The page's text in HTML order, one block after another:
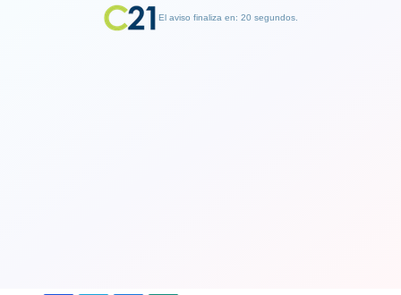
El aviso finaliza en: 19 segundos.